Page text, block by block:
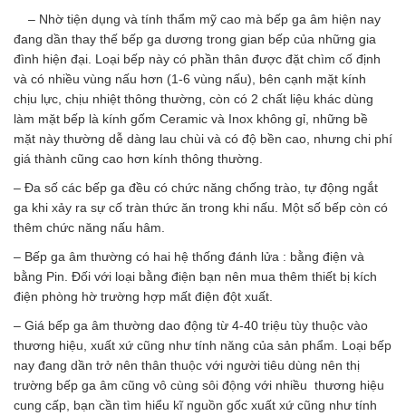
– Nhờ tiện dụng và tính thẩm mỹ cao mà bếp ga âm hiện nay
đang dần thay thế bếp ga dương trong gian bếp của những gia
đình hiện đại. Loại bếp này có phần thân được đặt chìm cố định
và có nhiều vùng nấu hơn (1-6 vùng nấu), bên cạnh mặt kính
chịu lực, chịu nhiệt thông thường, còn có 2 chất liệu khác dùng
làm mặt bếp là kính gốm Ceramic và Inox không gỉ, những bề
mặt này thường dễ dàng lau chùi và có độ bền cao, nhưng chi phí
giá thành cũng cao hơn kính thông thường.
– Đa số các bếp ga đều có chức năng chống trào, tự động ngắt
ga khi xảy ra sự cố tràn thức ăn trong khi nấu. Một số bếp còn có
thêm chức năng nấu hâm.
– Bếp ga âm thường có hai hệ thống đánh lửa : bằng điện và
bằng Pin. Đối với loại bằng điện bạn nên mua thêm thiết bị kích
điện phòng hờ trường hợp mất điện đột xuất.
– Giá bếp ga âm thường dao động từ 4-40 triệu tùy thuộc vào
thương hiệu, xuất xứ cũng như tính năng của sản phẩm. Loại bếp
nay đang dần trở nên thân thuộc với người tiêu dùng nên thị
trường bếp ga âm cũng vô cùng sôi động với nhiều thương hiệu
cung cấp, bạn cần tìm hiểu kĩ nguồn gốc xuất xứ cũng như tính